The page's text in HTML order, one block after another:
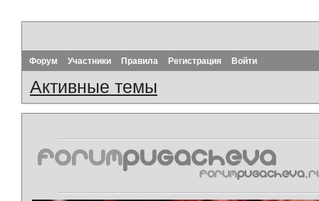
Форум Участники Правила Регистрация Войти
Активные темы